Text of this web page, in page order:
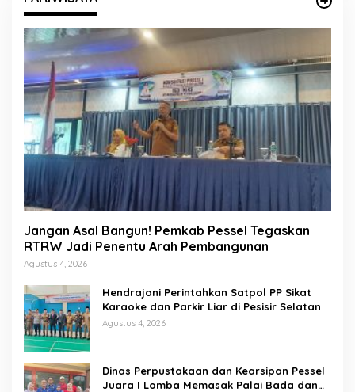
Jangan Asal Bangun! Pemkab Pessel Tegaskan
RTRW Jadi Penentu Arah Pembangunan
Agustus 4, 2026
Hendrajoni Perintahkan Satpol PP Sikat
Karaoke dan Parkir Liar di Pesisir Selatan
Agustus 4, 2026
Dinas Perpustakaan dan Kearsipan Pessel
Juara I Lomba Memasak Palai Bada dan